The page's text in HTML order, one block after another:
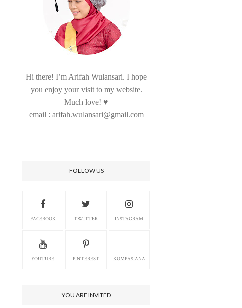
Hi there! I’m Arifah Wulansari. I hope
you enjoy your visit to my website.
Much love! ♥
email : arifah.wulansari@gmail.com
FOLLOW US
FACEBOOK TWITTER INSTAGRAM
YOUTUBE PINTEREST KOMPASIANA
YOU ARE INVITED